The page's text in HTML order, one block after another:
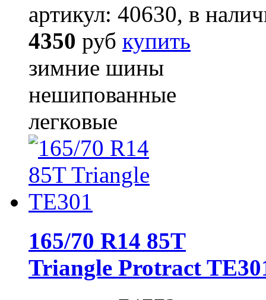
артикул: 40630, в
4350 руб купить
зимние шины
нешипованные
легковые
165/70 R14 85T
Triangle Protract